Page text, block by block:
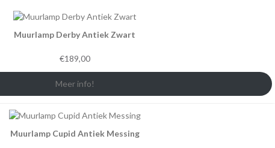
Muurlamp Derby Antiek Zwart
€189,00
Meer info!
Muurlamp Cupid Antiek Messing